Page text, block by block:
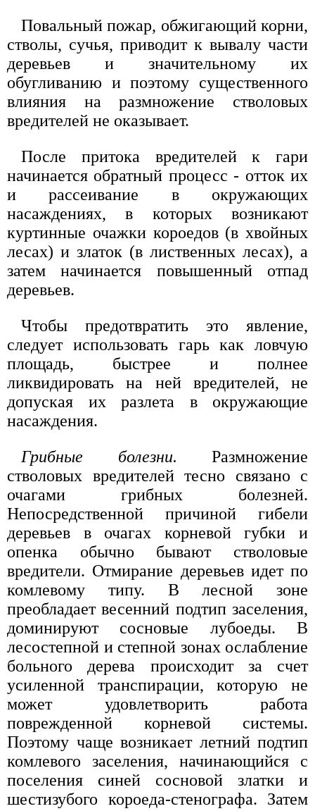
Повальный пожар, обжигающий корни,
стволы, сучья, приводит к вывалу части
деревьев и значительному их
обугливанию и поэтому существенного
влияния на размножение стволовых
вредителей не оказывает.
После притока вредителей к гари
начинается обратный процесс - отток их
и рассеивание в окружающих
насаждениях, в которых возникают
куртинные очажки короедов (в хвойных
лесах) и златок (в лиственных лесах), а
затем начинается повышенный отпад
деревьев.
Чтобы предотвратить это явление,
следует использовать гарь как ловчую
площадь, быстрее и полнее
ликвидировать на ней вредителей, не
допуская их разлета в окружающие
насаждения.
Грибные болезни. Размножение
стволовых вредителей тесно связано с
очагами грибных болезней.
Непосредственной причиной гибели
деревьев в очагах корневой губки и
опенка обычно бывают стволовые
вредители. Отмирание деревьев идет по
комлевому типу. В лесной зоне
преобладает весенний подтип заселения,
доминируют сосновые лубоеды. В
лесостепной и степной зонах ослабление
больного дерева происходит за счет
усиленной транспирации, которую не
может удовлетворить работа
поврежденной корневой системы.
Поэтому чаще возникает летний подтип
комлевого заселения, начинающийся с
поселения синей сосновой златки и
шестизубого короеда-стенографа. Затем